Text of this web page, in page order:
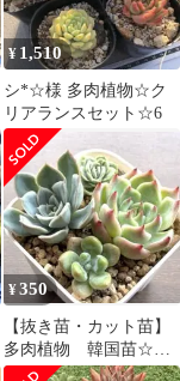
¥ 1,510
シ*☆様 多肉植物☆ク
リアランスセット☆6
¥350
【抜き苗・カット苗】
多肉植物 韓国苗☆４
種セット④